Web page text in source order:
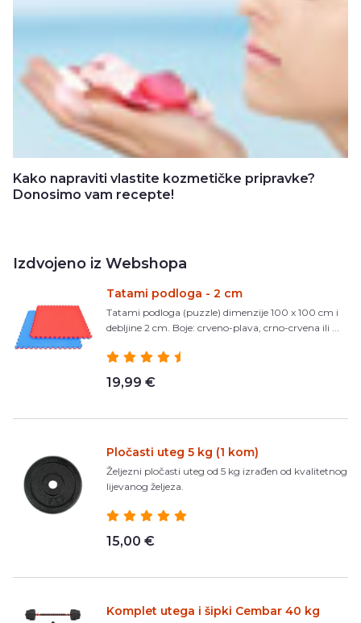
Kako napraviti vlastite kozmetičke pripravke?
Donosimo vam recepte!
Izdvojeno iz Webshopa
Tatami podloga - 2 cm
Tatami podloga (puzzle) dimenzije 100 x 100 cm i
debljine 2 cm. Boje: crveno-plava, crno-crvena ili ...
19,99 €
Pločasti uteg 5 kg (1 kom)
Željezni pločasti uteg od 5 kg izrađen od kvalitetnog
lijevanog željeza.
15,00 €
Komplet utega i šipki Cembar 40 kg